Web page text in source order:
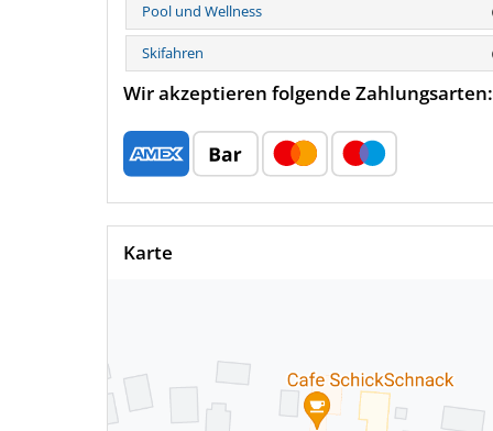
Pool und Wellness
Skifahren
Wir akzeptieren folgende Zahlungsarten:
Karte